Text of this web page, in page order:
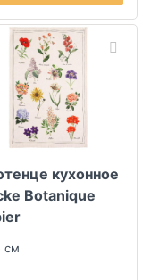
кухонное
Botanique
см